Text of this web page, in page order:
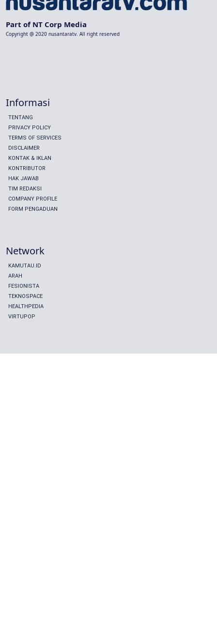
Part of NT Corp Media
Copyright @ 2020 nusantaratv. All right reserved
Informasi
TENTANG
PRIVACY POLICY
TERMS OF SERVICES
DISCLAIMER
KONTAK & IKLAN
KONTRIBUTOR
HAK JAWAB
TIM REDAKSI
COMPANY PROFILE
FORM PENGADUAN
Network
KAMUTAU.ID
ARAH
FESIONISTA
TEKNOSPACE
HEALTHPEDIA
VIRTUPOP